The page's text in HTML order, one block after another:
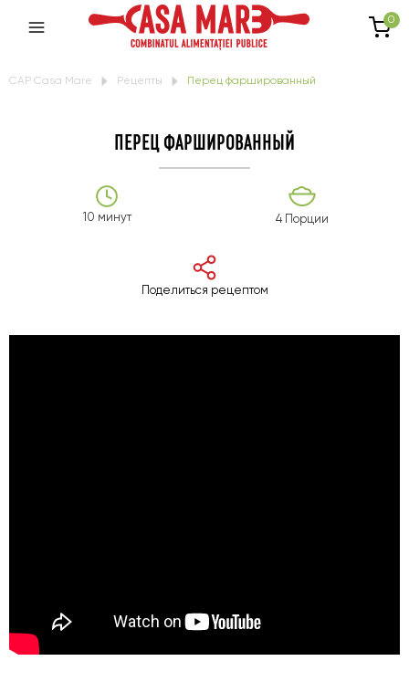
0
CAP Casa Mare Рецепты Перец фаршированный
ПЕРЕЦ ФАРШИРОВАННЫЙ
10 минут 4 Порции
Поделиться рецептом